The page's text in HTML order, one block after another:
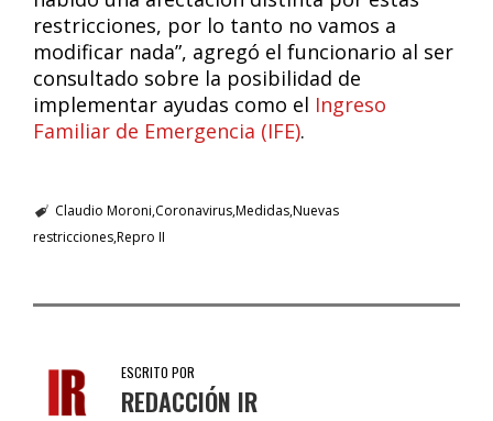
restricciones, por lo tanto no vamos a
modificar nada”, agregó el funcionario al ser
consultado sobre la posibilidad de
implementar ayudas como el Ingreso
Familiar de Emergencia (IFE).
Claudio Moroni CoronavirusMedidasNuevas
restriccionesRepro II
ESCRITO POR
REDACCIÓN IR